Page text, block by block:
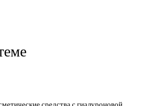
средства с гиалуроновой